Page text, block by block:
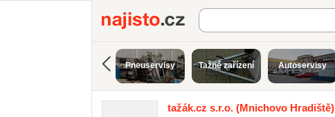
Najisto.cz
Pneuservisy Tažné zařízení Autoservisy
tažák.cz s.r.o. (Mnichovo Hradiště)